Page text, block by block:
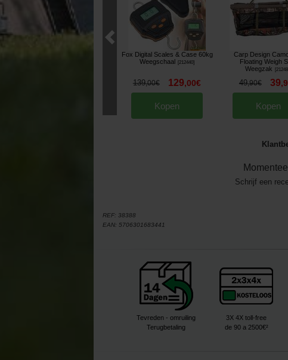
Fox Digital Scales & Case 60kg
Weegschaal
212440]
139,00€ 129,00€
Kopen
Carp Design
Floating Weigh
Weegzak
49,90€ 39,
Kopen
Schrijf een
REF: 38388
EAN: 5706301683441
Tevreden - omruiling
Terugbetaling
3X 4X toll-free
de 90 a 2500€²